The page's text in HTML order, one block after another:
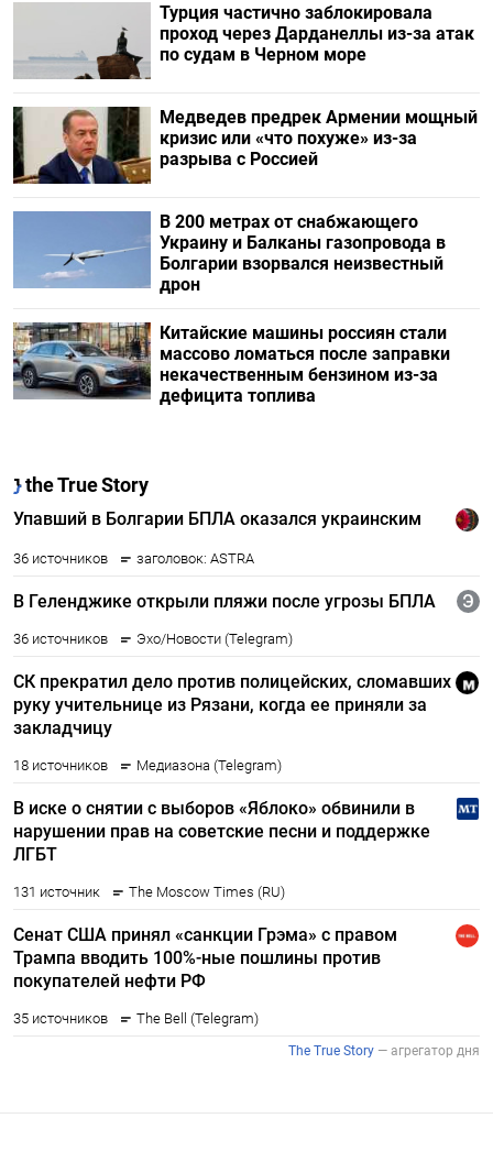
Турция частично заблокировала
проход через Дарданеллы из-за атак
по судам в Черном море
Медведев предрек Армении мощный
кризис или «что похуже» из-за
разрыва с Россией
В 200 метрах от снабжающего
Украину и Балканы газопровода в
Болгарии взорвался неизвестный
дрон
Китайские машины россиян стали
массово ломаться после заправки
некачественным бензином из-за
дефицита топлива